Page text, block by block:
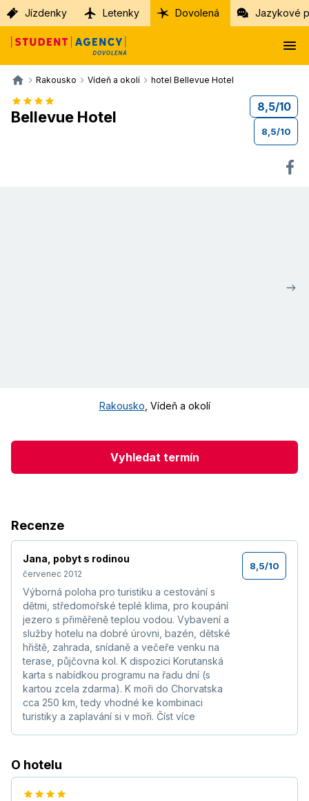
Jízdenky Letenky Dovolená Jazykové
Rakousko Vídeň a okolí hotel Bellevue Hotel
Bellevue Hotel
8,5/10
8,5/10
Rakousko Vídeň a okolí
Vyhledat termín
Recenze
Jana pobyt s rodinou
červenec 2012
Výborná poloha pro turistiku a cestování s
dětmi, středomořské teplé klima, pro koupání
jezero s přiměřeně teplou vodou. Vybavení a
služby hotelu na dobré úrovni, bazén, dětské
hřiště, zahrada, snídaně a večeře venku na
terase, půjčovna kol. K dispozici Korutanská
karta s nabídkou programu na řadu dní (s
kartou zcela zdarma). K moři do Chorvatska
cca 250 km, tedy vhodné ke kombinaci
turistiky a zaplavání si v moři. Číst více
8,5/10
O hotelu